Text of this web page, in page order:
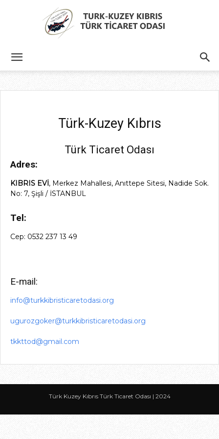
Türk
Türk-Kuzey Kıbrıs
Türk Ticaret Odası
Adres:
KIBRIS EVİ, Merkez Mahallesi, Anıttepe Sitesi, Nadide Sok.
No: 7, Şişli / İSTANBUL
Tel:
Cep: 0532 237 13 49
E-mail:
info@turkkibristicaretodasi.org
ugurozgoker@turkkibristicaretodasi.org
tkkttod@gmail.com
Türk Kuzey Kıbrıs Türk Ticaret Odası | 2024